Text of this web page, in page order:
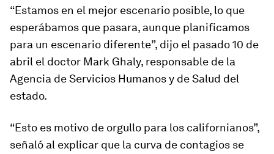
“Estamos en el mejor escenario posible, lo que
esperábamos que pasara, aunque planificamos
para un escenario diferente”, dijo el pasado 10 de
abril el doctor Mark Ghaly, responsable de la
Agencia de Servicios Humanos y de Salud del
estado.
“Esto es motivo de orgullo para los californianos”,
señaló al explicar que la curva de contagios se